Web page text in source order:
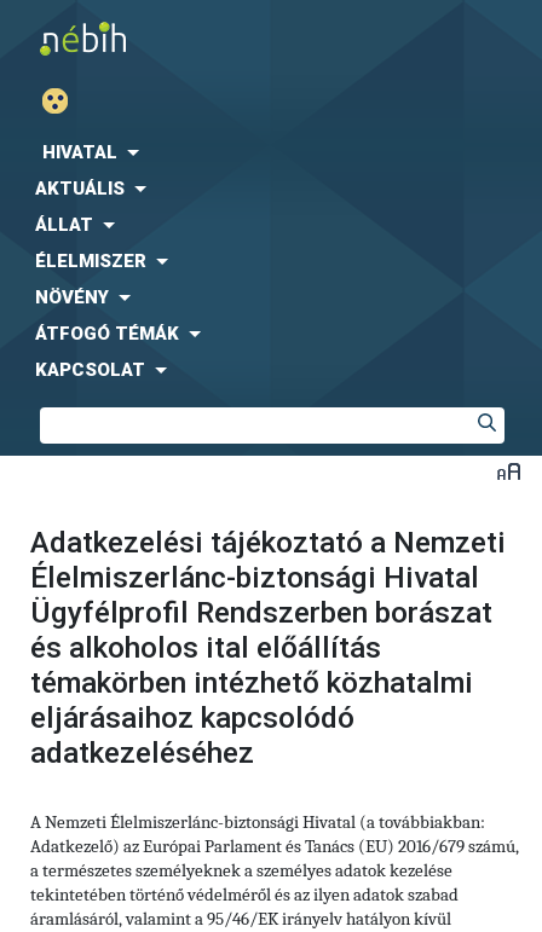
HIVATAL
AKTUÁLIS
ÁLLAT
ÉLELMISZER
NÖVÉNY
ÁTFOGÓ TÉMÁK
KAPCSOLAT
Adatkezelési tájékoztató a Nemzeti
Élelmiszerlánc-biztonsági Hivatal
Ügyfélprofil Rendszerben borászat
és alkoholos ital előállítás
témakörben intézhető közhatalmi
eljárásaihoz kapcsolódó
adatkezeléséhez
A Nemzeti Élelmiszerlánc-biztonsági Hivatal (a továbbiakban:
Adatkezelő) az Európai Parlament és Tanács (EU) 2016/679 számú,
a természetes személyeknek a személyes adatok kezelése
tekintetében történő védelméről és az ilyen adatok szabad
áramlásáról, valamint a 95/46/EK irányelv hatályon kívül